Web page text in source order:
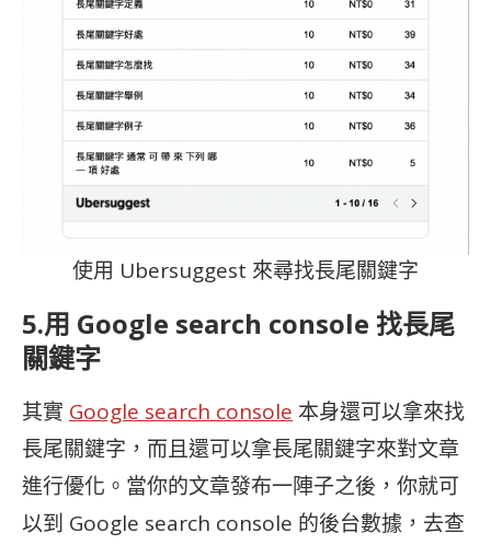
使用 Ubersuggest 來尋找長尾關鍵字
5.用 Google search console 找長尾
關鍵字
其實 Google search console 本身還可以拿來找
長尾關鍵字，而且還可以拿長尾關鍵字來對文章
進行優化。當你的文章發布一陣子之後，你就可
以到 Google search console 的後台數據，去查